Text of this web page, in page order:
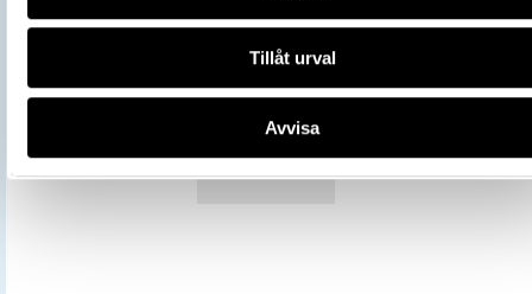
Tillåt urval
Avvisa
All textinformation (metadata) på denna sida är fri att använda
Mer information om licenser hos Statens historiska museer.